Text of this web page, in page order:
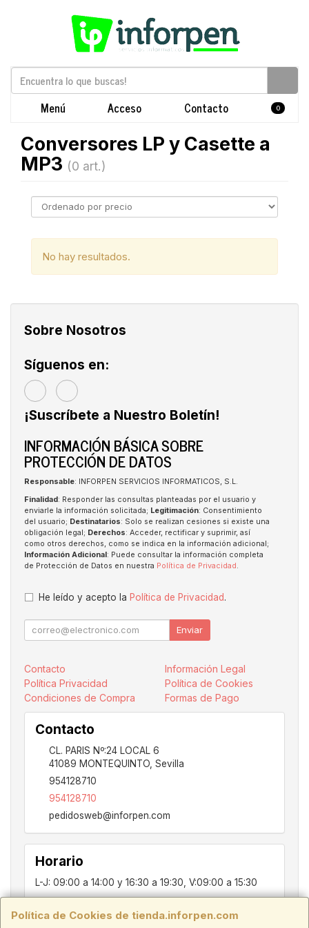
Menú Acceso Contacto 0
Conversores LP y Casette a
MP3 (0 art.)
No hay resultados.
Política de Cookies de tienda.inforpen.com
Sobre Nosotros
Síguenos en:
¡Suscríbete a Nuestro Boletín!
INFORMACIÓN BÁSICA SOBRE
PROTECCIÓN DE DATOS
Responsable: INFORPEN SERVICIOS INFORMATICOS, S.L.
Finalidad: Responder las consultas planteadas por el usuario y
enviarle la información solicitada; Legitimación: Consentimiento
del usuario; Destinatarios: Solo se realizan cesiones si existe una
obligación legal; Derechos: Acceder, rectificar y suprimir, así
como otros derechos, como se indica en la información adicional;
Información Adicional: Puede consultar la información completa
de Protección de Datos en nuestra Política de Privacidad.
He leído y acepto la Política de Privacidad.
Enviar
Contacto
Información Legal
Política Privacidad
Política de Cookies
Condiciones de Compra
Formas de Pago
Contacto
CL. PARIS Nº:24 LOCAL 6
41089 MONTEQUINTO Sevilla
954128710
954128710
pedidosweb@inforpen.com
Horario
L-J: 09:00 a 14:00 y 16:30 a 19:30, V:09:00 a 15:30